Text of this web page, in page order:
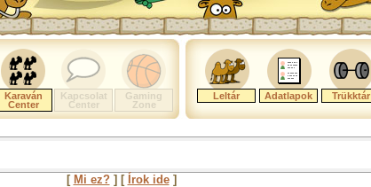
Karaván
Center
Kapcsolat
Center
Gaming
Zone
Leltár Adatlapok Trükktár
[ Mi ez?] [ Írok ide]